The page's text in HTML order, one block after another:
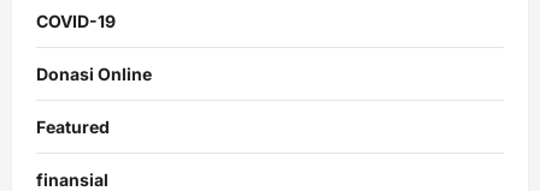
COVID-19
Donasi Online
Featured
finansial